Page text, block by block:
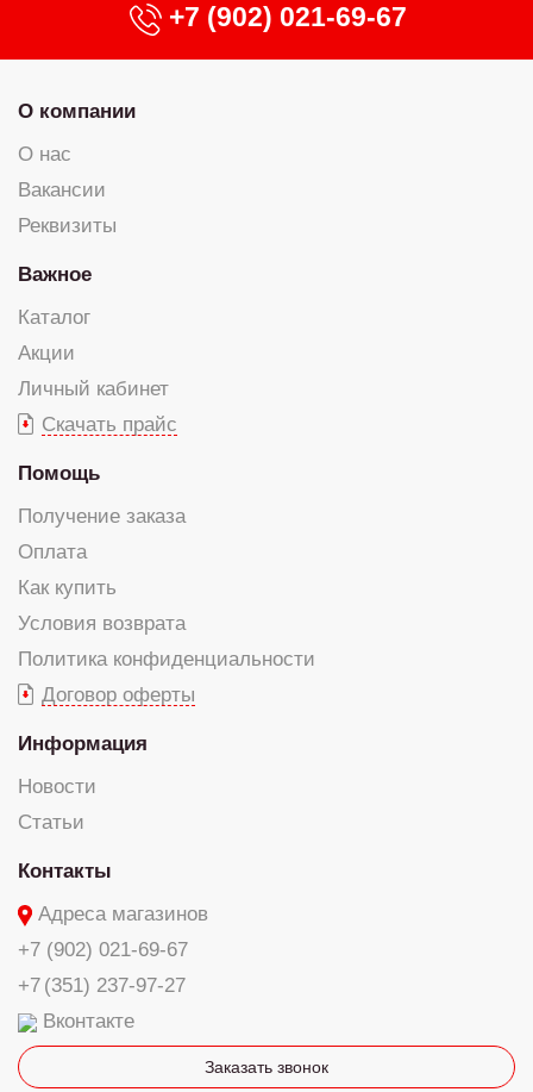
+7 (902) 021-69-67
О компании
О нас
Вакансии
Реквизиты
Важное
Каталог
Акции
Личный кабинет
Скачать прайс
Помощь
Получение заказа
Оплата
Как купить
Условия возврата
Политика конфиденциальности
Договор оферты
Информация
Новости
Статьи
Контакты
Адреса магазинов
+7 (902) 021-69-67
+7 (351) 237-97-27
Вконтакте
Заказать звонок